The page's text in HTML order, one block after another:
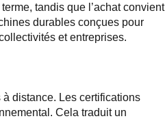
tandis que l’achat convient
durables conçues pour
et entreprises.
distance. Les certifications
Cela traduit un